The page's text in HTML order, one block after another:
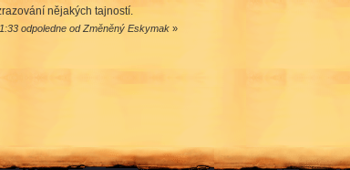
nějakých tajností.
odpoledne od Změněný Eskymak»